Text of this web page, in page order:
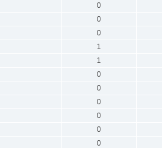
0
0
0
1
1
0
0
0
0
0
0